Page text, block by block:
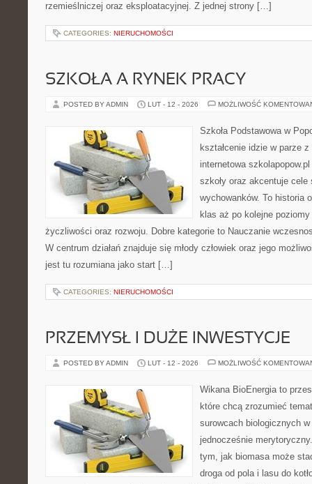
rzemieślniczej oraz eksploatacyjnej. Z jednej strony […]
CATEGORIES: NIERUCHOMOŚCI
SZKOŁA A RYNEK PRACY
POSTED BY ADMIN LUT - 12 - 2026 MOŻLIWOŚĆ
Szkoła Podstawowa w
kształcenie idzie w parze
internetowa
szkoły oraz akcentuje cele
wychowanków. To historia
klas aż po kolejne
życzliwości oraz rozwoju. Dobre kategorie to Nauczanie
W centrum działań znajduje się młody człowiek oraz jego
jest tu rozumiana jako start […]
CATEGORIES: NIERUCHOMOŚCI
PRZEMYSŁ I DUŻE INWESTYCJE
POSTED BY ADMIN LUT - 12 - 2026 MOŻLIWOŚĆ
Wikana BioEnergia to
które chcą zrozumieć
surowcach biologicznych
jednocześnie
tym, jak biomasa może
droga od pola i lasu do